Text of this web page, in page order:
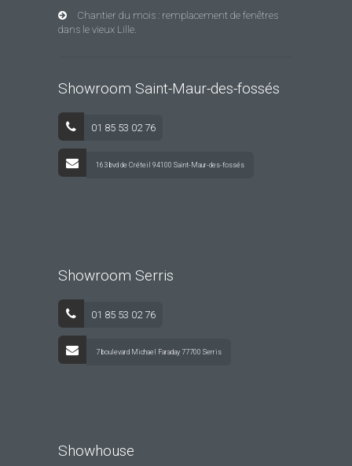
Chantier du mois : remplacement de fenêtres
dans le vieux Lille.
Showroom Saint-Maur-des-fossés
01 85 53 02 76
163 bvd de Créteil 94100 Saint-Maur-des-fossés
Showroom Serris
01 85 53 02 76
7 boulevard Michael Faraday 77700 Serris
Showhouse